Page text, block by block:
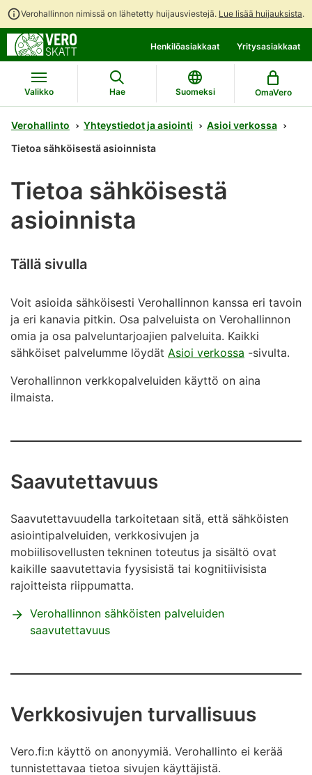
Verohallinnon nimissä on lähetetty huijausviestejä. Lue lisää huijauksista.
suoraan
sisältöön
koko
sivuston
hakuun
chattibotin
keskustelu
Henkilöasiakkaat Yritysasiakkaat
Valikko Hae Suomeksi OmaVero
Verohallinto Yhteystiedot ja asiointi
Asioi verkossa
Tietoa sähköisestä asioinnista
Tietoa sähköisestä
asioinnista
Tällä sivulla
Voit asioida sähköisesti Verohallinnon kanssa eri tavoin
ja eri kanavia pitkin. Osa palveluista on Verohallinnon
omia ja osa palveluntarjoajien palveluita. Kaikki
sähköiset palvelumme löydät Asioi verkossa -sivulta.
Verohallinnon verkkopalveluiden käyttö on aina
ilmaista.
Saavutettavuus
Saavutettavuudella tarkoitetaan sitä, että sähköisten
asiointipalveluiden, verkkosivujen ja
mobiilisovellusten tekninen toteutus ja sisältö ovat
kaikille saavutettavia fyysisistä tai kognitiivisista
rajoitteista riippumatta.
Verohallinnon sähköisten palveluiden
saavutettavuus
Verkkosivujen turvallisuus
Vero.fi:n käyttö on anonyymiä. Verohallinto ei kerää
tunnistettavaa tietoa sivujen käyttäjistä.